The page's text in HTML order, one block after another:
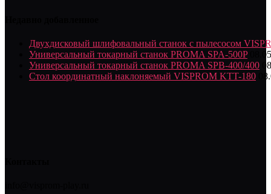
Двухдисковый шлифовальный станок с пылесосом
Универсальный токарный станок PROMA SPA-500P
Универсальный токарный станок PROMA SPB-400/400
Стол координатный наклоняемый VISPROM KTT-180